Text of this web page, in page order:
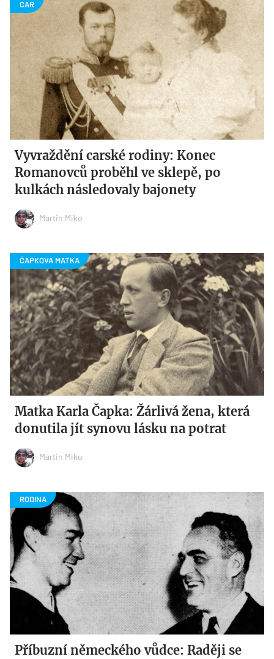
Vyvraždění carské rodiny: Konec
Romanovců proběhl ve sklepě, po
kulkách následovaly bajonety
Martin Miko
Matka Karla Čapka: Žárlivá žena, která
donutila jít synovu lásku na potrat
Martin Miko
Příbuzní německého vůdce: Raději se